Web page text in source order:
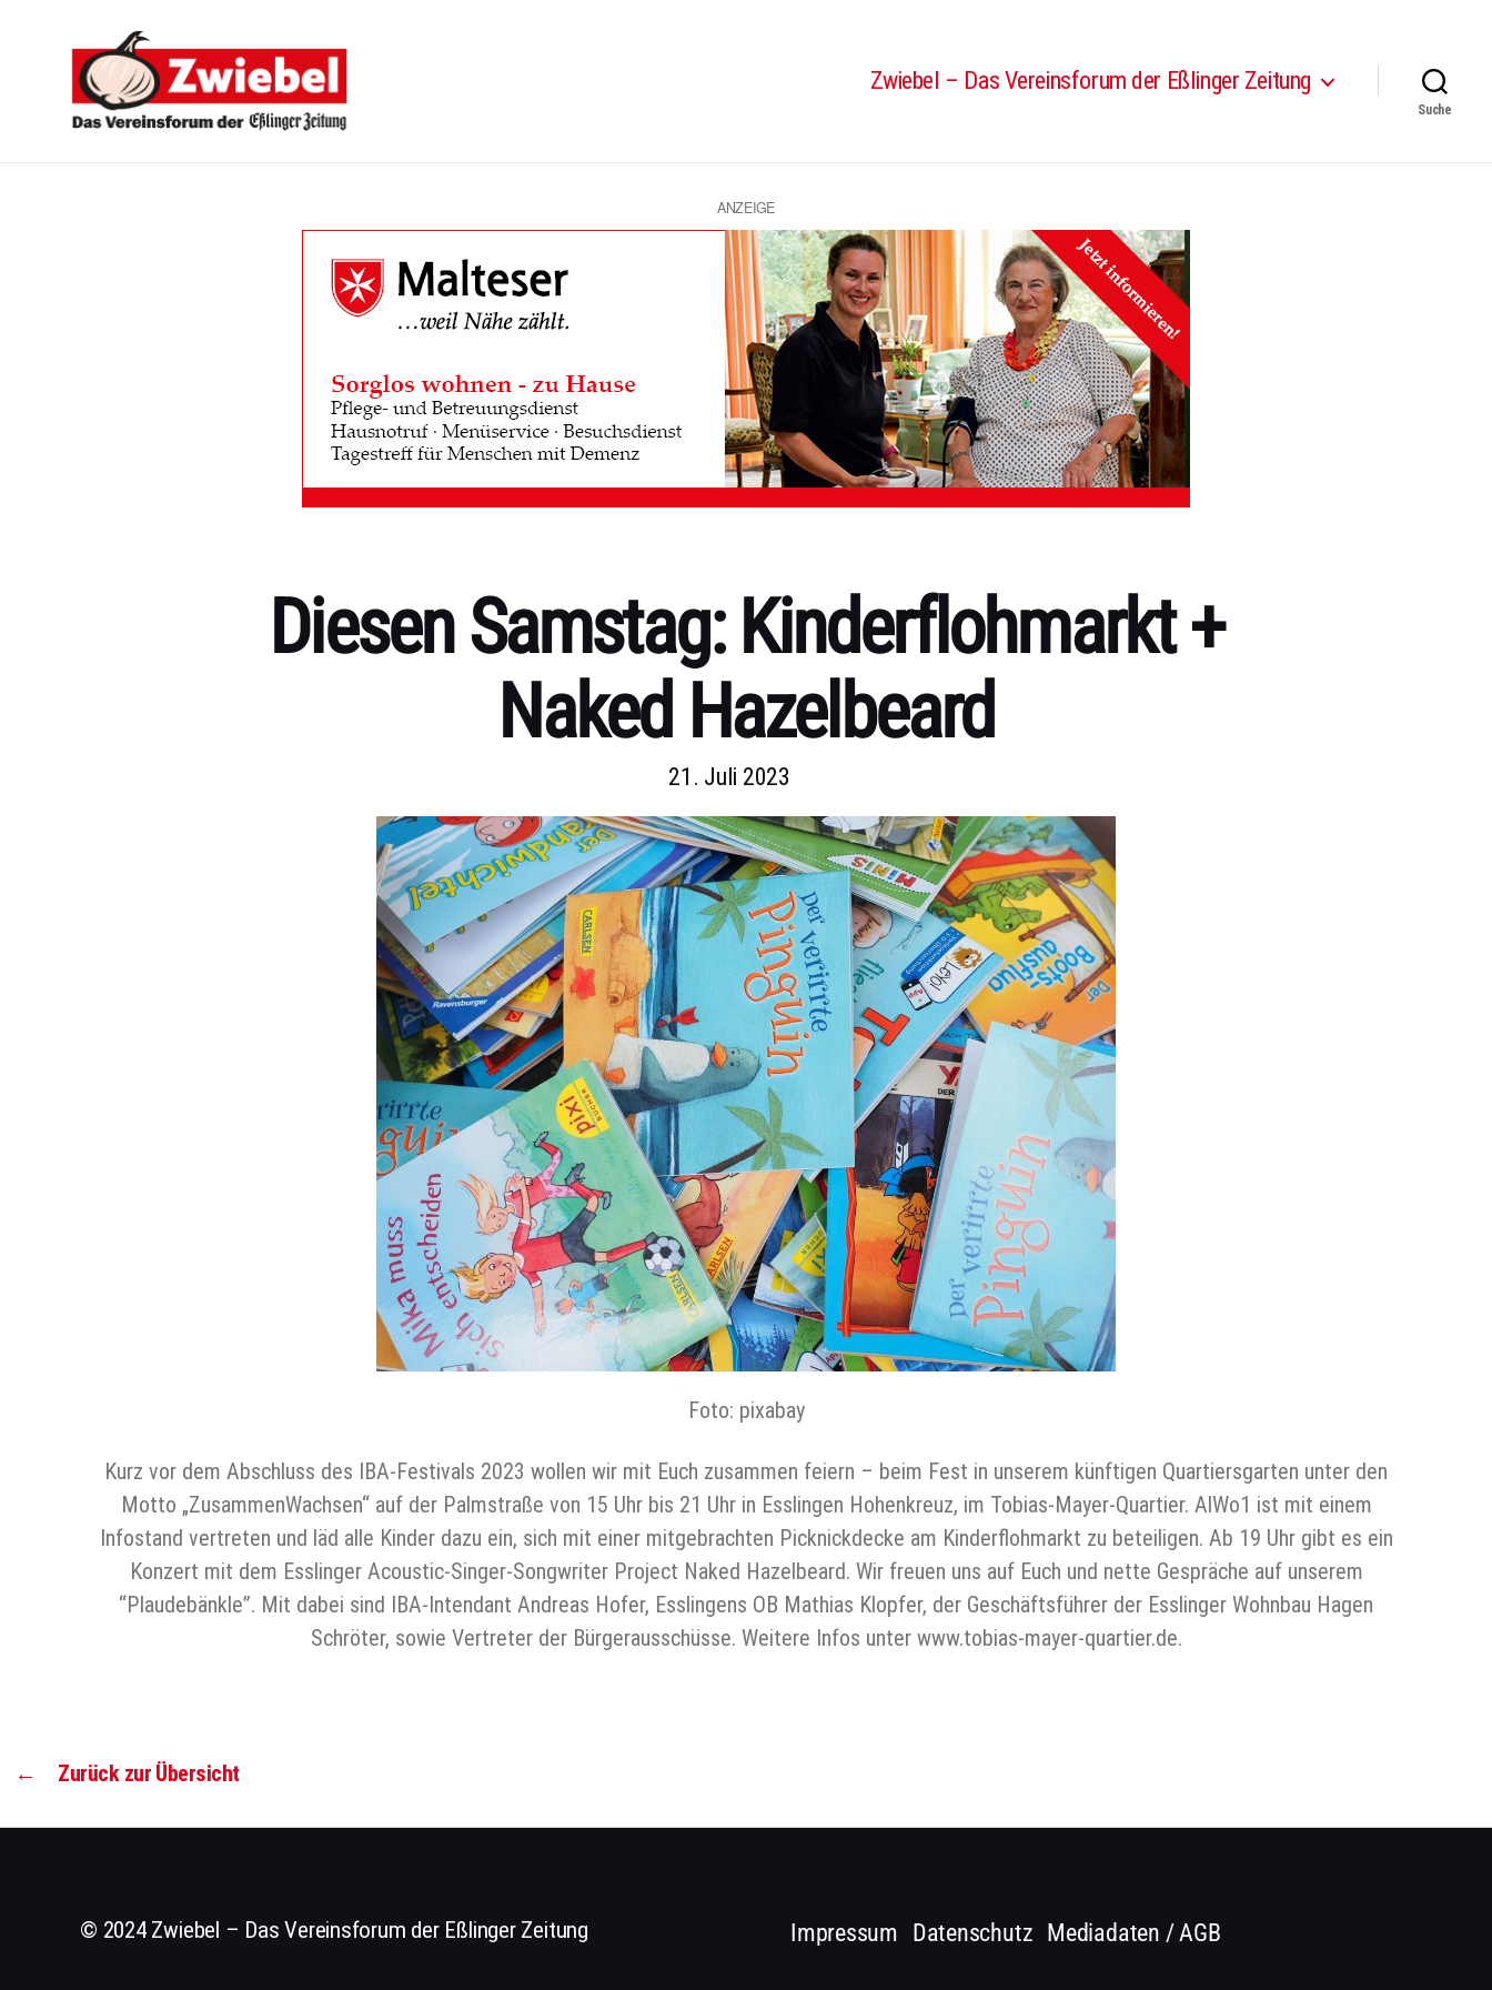
-
Zwiebel – Das Vereinsforum der Eßlinger Zeitung
Suche
ANZEIGE
Diesen Samstag: Kinderflohmarkt +
Naked Hazelbeard
21. Juli 2023
Foto: pixabay
Kurz vor dem Abschluss des IBA-Festivals 2023 wollen wir mit Euch zusammen feiern – beim Fest in unserem künftigen Quartiersgarten unter den
Motto „ZusammenWachsen“ auf der Palmstraße von 15 Uhr bis 21 Uhr in Esslingen Hohenkreuz, im Tobias-Mayer-Quartier. AlWo1 ist mit einem
Infostand vertreten und läd alle Kinder dazu ein, sich mit einer mitgebrachten Picknickdecke am Kinderflohmarkt zu beteiligen. Ab 19 Uhr gibt es ein
Konzert mit dem Esslinger Acoustic-Singer-Songwriter Project Naked Hazelbeard. Wir freuen uns auf Euch und nette Gespräche auf unserem
“Plaudebänkle”. Mit dabei sind IBA-Intendant Andreas Hofer, Esslingens OB Mathias Klopfer, der Geschäftsführer der Esslinger Wohnbau Hagen
Schröter, sowie Vertreter der Bürgerausschüsse. Weitere Infos unter www.tobias-mayer-quartier.de.
← Zurück zur Übersicht
© 2024 Zwiebel – Das Vereinsforum der Eßlinger Zeitung Impressum Datenschutz Mediadaten / AGB